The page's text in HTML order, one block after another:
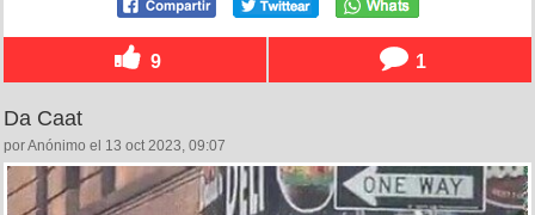
9 1
Da Caat
por Anónimo el 13 oct 2023, 09:07